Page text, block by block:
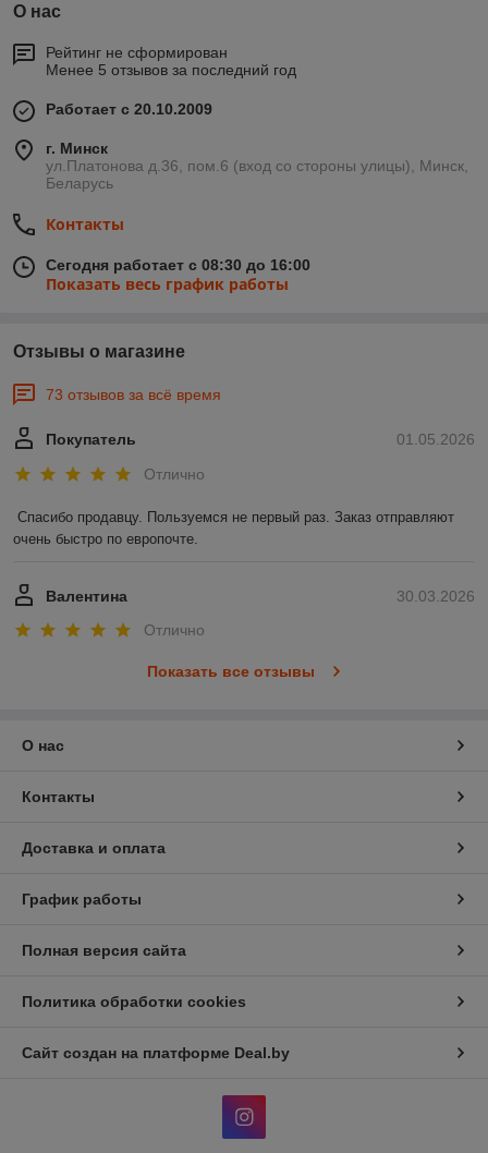
О нас
Рейтинг не сформирован
Менее 5 отзывов за последний год
Работает с 20.10.2009
г. Минск
ул.Платонова д.36, пом.6 (вход со стороны улицы), Минск,
Беларусь
Контакты
Сегодня работает с 08:30 до 16:00
Показать весь график работы
Отзывы о магазине
73 отзывов за всё время
01.05.2026
Покупатель
Отлично
Спасибо продавцу. Пользуемся не первый раз. Заказ отправляют
очень быстро по европочте.
30.03.2026
Валентина
Отлично
Показать все отзывы
О нас
Контакты
Доставка и оплата
График работы
Полная версия сайта
Политика обработки cookies
Сайт создан на платформе Deal.by